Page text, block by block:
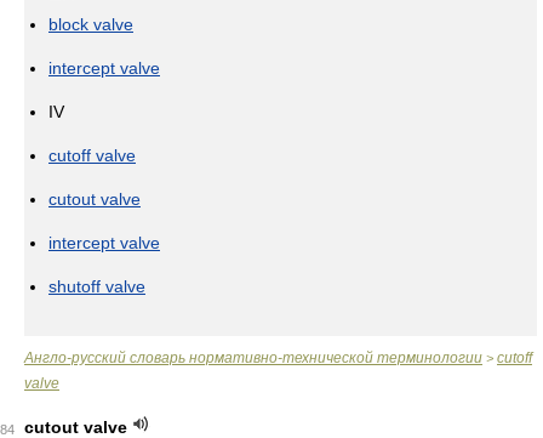
block valve
intercept valve
IV
cutoff valve
cutout valve
intercept valve
shutoff valve
Англо-русский словарь нормативно-технической терминологии > cutoff
valve
84
cutout valve